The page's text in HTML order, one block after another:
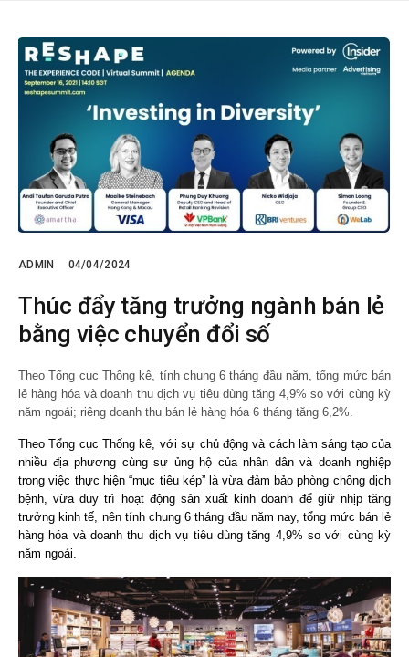
ADMIN 04/04/2024
Thúc đẩy tăng trưởng ngành bán lẻ
bằng việc chuyển đổi số
Theo Tổng cục Thống kê, tính chung 6 tháng đầu năm, tổng mức bán
lẻ hàng hóa và doanh thu dịch vụ tiêu dùng tăng 4,9% so với cùng kỳ
năm ngoái; riêng doanh thu bán lẻ hàng hóa 6 tháng tăng 6,2%.
Theo Tổng cục Thống kê, với sự chủ động và cách làm sáng tạo của
nhiều địa phương cùng sự ủng hộ của nhân dân và doanh nghiệp
trong việc thực hiện “mục tiêu kép” là vừa đảm bảo phòng chống dịch
bệnh, vừa duy trì hoạt động sản xuất kinh doanh để giữ nhịp tăng
trưởng kinh tế, nên tính chung 6 tháng đầu năm nay, tổng mức bán lẻ
hàng hóa và doanh thu dịch vụ tiêu dùng tăng 4,9% so với cùng kỳ
năm ngoái.